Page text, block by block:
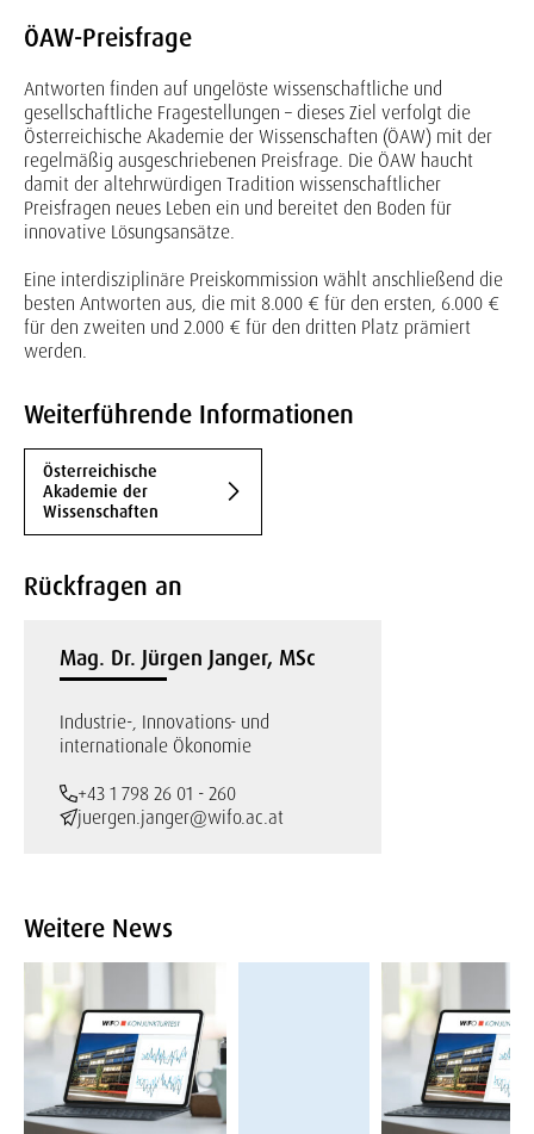
ÖAW-Preisfrage
Antworten finden auf ungelöste wissenschaftliche und
gesellschaftliche Fragestellungen – dieses Ziel verfolgt die
Österreichische Akademie der Wissenschaften (ÖAW) mit der
regelmäßig ausgeschriebenen Preisfrage. Die ÖAW haucht
damit der altehrwürdigen Tradition wissenschaftlicher
Preisfragen neues Leben ein und bereitet den Boden für
innovative Lösungsansätze.
Eine interdisziplinäre Preiskommission wählt anschließend die
besten Antworten aus, die mit 8.000 € für den ersten, 6.000 €
für den zweiten und 2.000 € für den dritten Platz prämiert
werden.
Weiterführende Informationen
Österreichische
Akademie der
Wissenschaften
Rückfragen an
Mag. Dr. Jürgen Janger, MSc
Industrie-, Innovations- und
internationale Ökonomie
+43 1 798 26 01 - 260
juergen.janger@wifo.ac.at
Weitere News